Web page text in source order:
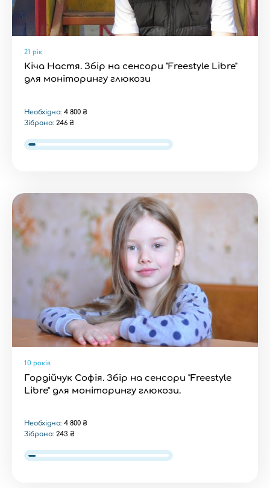
21 рік
Кіча Настя. Збір на сенсори "Freestyle Libre"
для моніторингу глюкози
Необхідно: 4 800 ₴
Зібрано: 246 ₴
10 років
Гордійчук Софія. Збір на сенсори "Freestyle
Libre" для моніторингу глюкози.
Необхідно: 4 800 ₴
Зібрано: 243 ₴